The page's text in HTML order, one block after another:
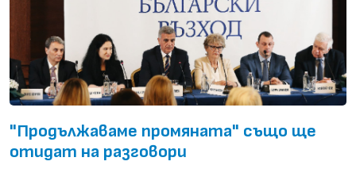
"Продължаваме промяната" също ще
отидат на разговори